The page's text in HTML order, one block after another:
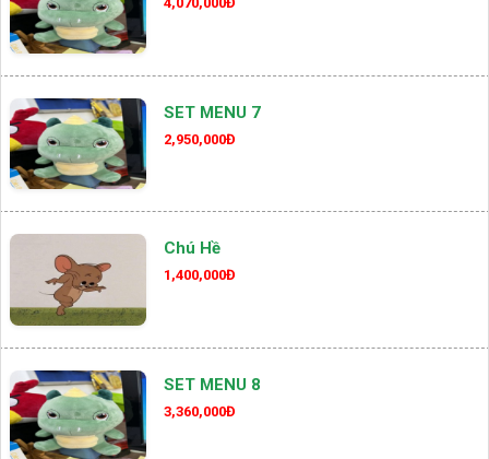
SET MENU 7
2,950,000Đ
Chú Hề
1,400,000Đ
SET MENU 8
3,360,000Đ